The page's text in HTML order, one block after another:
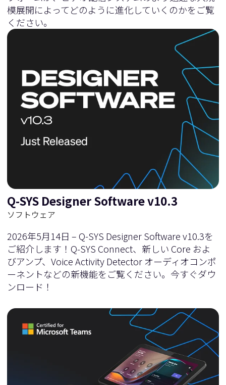
模展開によってどのように進化していくのかをご覧
ください。
Q-SYS Designer Software v10.3
ソフトウェア
2026年5月14日 – Q-SYS Designer Software v10.3を
ご紹介します！Q‑SYS Connect、新しい Core およ
びアンプ、Voice Activity Detector オーディオコンポ
ーネントなどの新機能をご覧ください。今すぐダウ
ンロード！